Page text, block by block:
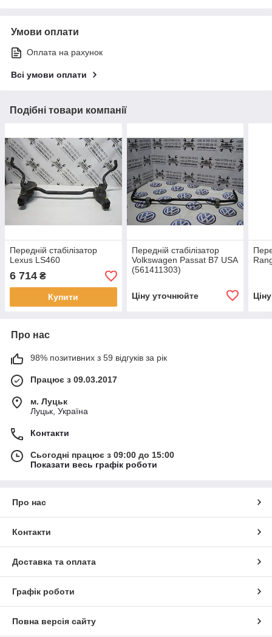
Умови оплати
Оплата на рахунок
Всі умови оплати
Подібні товари компанії
Передній стабілізатор
Lexus LS460
6 714 ₴
Купити
Передній стабілізатор
Volkswagen Passat B7 USA
(561411303)
Ціну уточнюйте
Про нас
98% позитивних з 59 відгуків за рік
Працює з 09.03.2017
м. Луцьк
Луцьк, Україна
Контакти
Сьогодні працює з 09:00 до 15:00
Показати весь графік роботи
Про нас
Контакти
Доставка та оплата
Графік роботи
Повна версія сайту